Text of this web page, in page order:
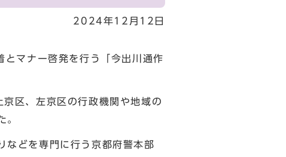
2024年12月12日
マナー啓発を行う「今出川通作
区、左京区の行政機関や地域の
。
どを専門に行う京都府警本部